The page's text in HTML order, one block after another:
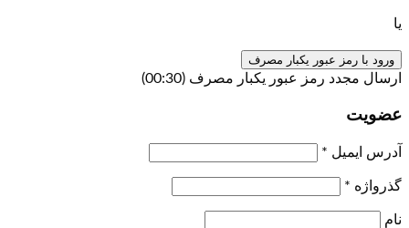
یا
ورود با رمز عبور یکبار مصرف
ارسال مجدد رمز عبور یکبار مصرف (00:
30
)
عضویت
آدرس ایمیل *
گذرواژه *
نام